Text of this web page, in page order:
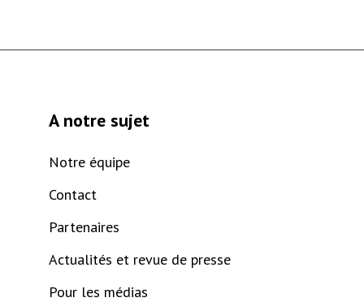
A notre sujet
Notre équipe
Contact
Partenaires
Actualités et revue de presse
Pour les médias